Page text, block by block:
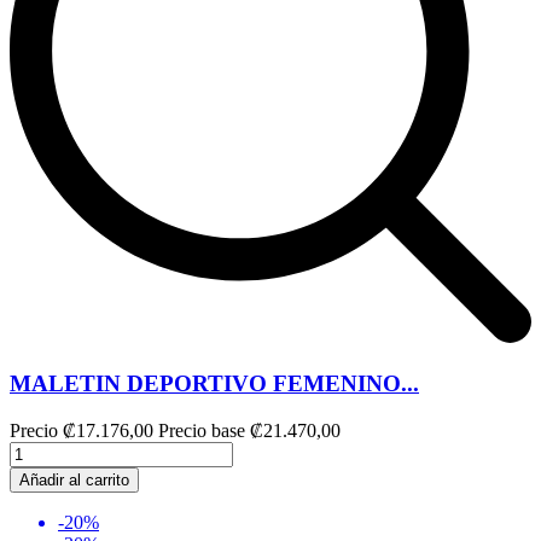
MALETIN DEPORTIVO FEMENINO...
Precio ₡17.176,00 Precio base ₡21.470,00
Añadir al carrito
-20%